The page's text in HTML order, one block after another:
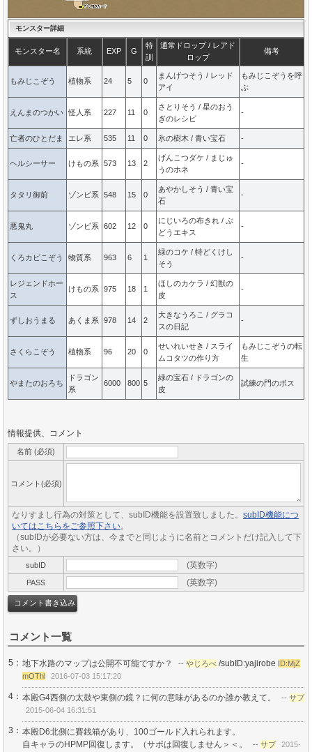
モンスター詳細
モンスター名 系統 EXP G
特
訓
通常ドロップ / レアド
ロップ
備考
もみじこぞう 植物系 24 5 0
まんげつそう / レッド
アイ
もみじこぞうを呼
ぶ
えんまのつかい 怪人系 227 11 0
さとりそう / 星のおう
ぎのレシピ
-
亡者のひとだま エレ系 535 11 0 氷の樹木 / 青い宝石 -
ヘルシーサー けもの系 573 13 2
げんこつダケ / まじゅ
うのホネ
-
タタリ御前 ゾンビ系 548 15 0
あやかしそう / 青い宝
石
-
悪鬼丸 ゾンビ系 602 12 0
にじいろの布きれ / ぶ
どうエキス
-
くろカビこぞう 物質系 963 6 1
緑のコケ / 特どくけし
そう
-
レジェンドホー
ス
けもの系 975 18 1
ほしのカケラ / 幻獣の
皮
-
ずしおうまる あくま系 978 14 2
大きなうろこ / グラコ
スの日記
-
さくらこぞう 植物系 96 20 0
せいれいせき / スライ
ムコタツの作り方
もみじこぞうの転
生
やまたのおろち
ドラゴン
系
6000 800 5
緑の宝石 / ドラゴンの
皮
試練の門のボス
情報提供、コメント
名前 (必須)
コメント(必須)
なりすまし行為の対策として、subID機能を設置致しました。 subID機能につ
いてはこちらをご参照下さい。
（subIDが必要ない方は、今までと同じように名前とコメントだけ記入して下
さい。）
subID (英数字)
PASS (英数字)
コメント一覧
5： 地下水路のマップは公開不可能ですか？ -- やじろべ /subID:yajirobe ID:MjZ
mOThl
2016-07-03 15:17:20
4： 本殿G4西側の太鼓や東側の鏡？に何の意味があるのか誰か教えて。 -- サブ
2015-06-04 16:31:51
3： 本殿D6北側に賽銭箱があり、100ゴールド入れられます。
自キャラのHPMP回復します。（サポは回復しません＞＜。
-- サブ
2015-